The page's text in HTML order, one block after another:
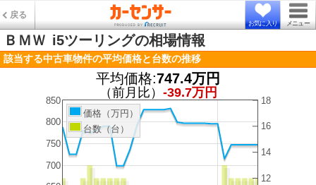
戻る
お気に入り メニュー
ＢＭＷ i5ツーリングの相場情報
該当する中古車物件の平均価格と台数の推移
平均価格:747.4万円
（前月比） -39.7万円
700
750
800
850
12
14
16
18
価格（万円）
台数（台）